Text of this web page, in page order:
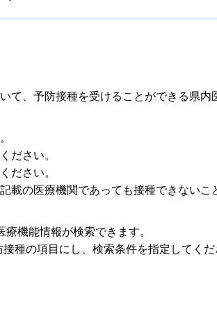
て、予防接種を受けることができる県内
ださい。
ださい。
の医療機関であっても接種できないこ
機能情報が検索できます。
種の項目にし、検索条件を指定してくだ